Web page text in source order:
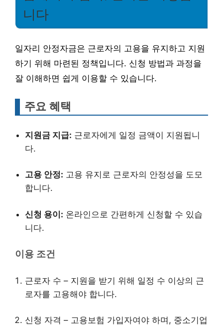
니다
일자리 안정자금은 근로자의 고용을 유지하고 지원
하기 위해 마련된 정책입니다. 신청 방법과 과정을
잘 이해하면 쉽게 이용할 수 있습니다.
주요 혜택
지원금 지급: 근로자에게 일정 금액이 지원됩니
다.
고용 안정: 고용 유지로 근로자의 안정성을 도모
합니다.
신청 용이: 온라인으로 간편하게 신청할 수 있습
니다.
이용 조건
근로자 수 – 지원을 받기 위해 일정 수 이상의 근
로자를 고용해야 합니다.
신청 자격 – 고용보험 가입자여야 하며, 중소기업